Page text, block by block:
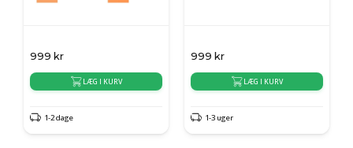
999 kr
LÆG I KURV
1-2 dage
999 kr
LÆG I KURV
1-3 uger